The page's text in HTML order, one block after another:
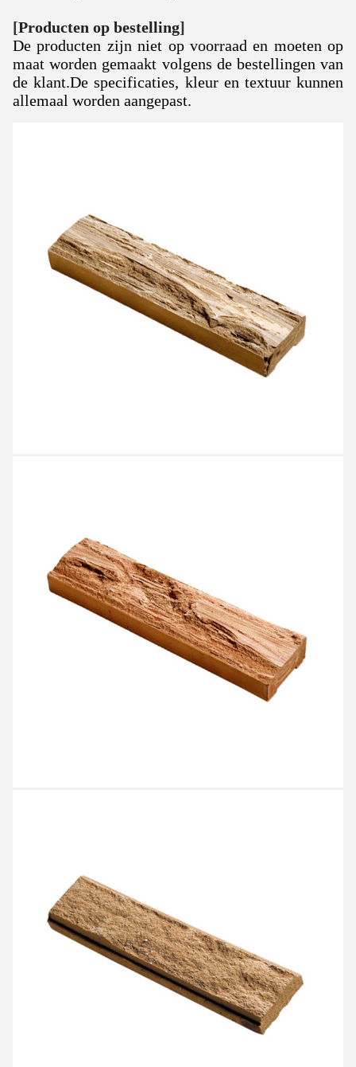
[Producten op bestelling]
De producten zijn niet op voorraad en moeten op
maat worden gemaakt volgens de bestellingen van
de klant.De specificaties, kleur en textuur kunnen
allemaal worden aangepast.